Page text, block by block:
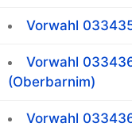
Vorwahl
Vorwahl
(Oberbarnim)
Vorwahl